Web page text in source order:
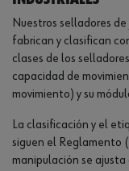
Nuestros selladores
fabrican y clasifican
clases de los
capacidad de
movimiento) y su
La clasificación y el
siguen el Reglamento
manipulación se